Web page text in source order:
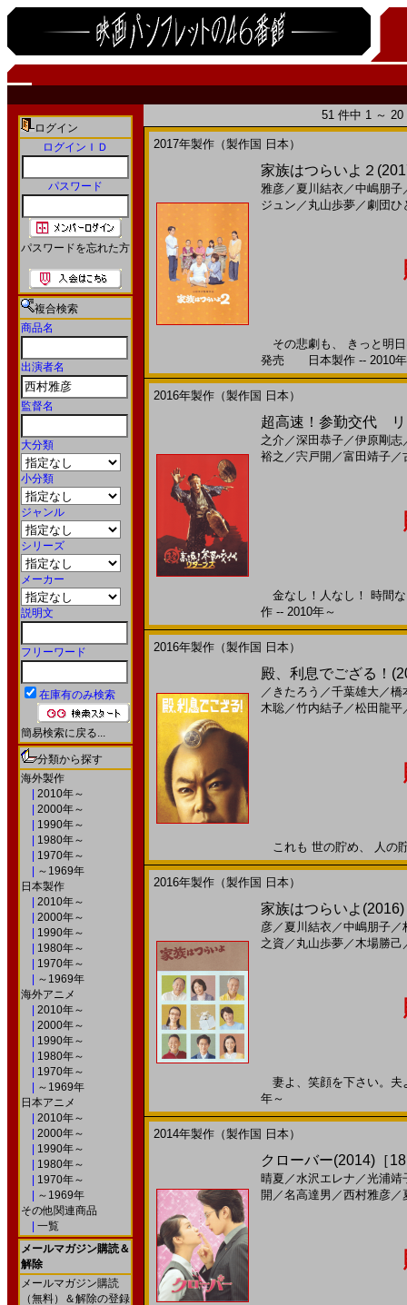
ログイン
ログインＩＤ
パスワード
パスワードを忘れた方
複合検索
商品名
出演者名
監督名
大分類
小分類
ジャンル
シリーズ
メーカー
説明文
フリーワード
在庫有のみ検索
簡易検索に戻る...
分類から探す
海外製作
2010年～
2000年～
1990年～
1980年～
1970年～
～1969年
日本製作
2010年～
2000年～
1990年～
1980年～
1970年～
～1969年
海外アニメ
2010年～
2000年～
1990年～
1980年～
1970年～
～1969年
日本アニメ
2010年～
2000年～
1990年～
1980年～
1970年～
～1969年
その他関連商品
一覧
メールマガジン購読＆
解除
メールマガジン購読
（無料）＆解除の登録
51 件中 1 ～
2017年製作（製作国 日本）
家族はつらいよ２
雅彦／ 夏川結衣 ／中嶋朋子
ジュン ／ 丸山歩夢／ 劇団ひ
その悲劇も、 きっと明
発売 日本製作 -- 2010
2016年製作（製作国 日本）
超高速！参勤交代 リ
之介 ／深田恭子／伊原剛志
裕之 ／宍戸開 ／富田靖子／
金なし！人なし！ 時間
作 -- 2010年～
2016年製作（製作国 日本）
殿、利息でござる！
／ きたろう ／千葉雄大／橋
木聡／竹内結子／松田龍平
これも 世の貯め、 人の
2016年製作（製作国 日本）
家族はつらいよ
彦／ 夏川結衣 ／中嶋朋子／
之資 ／ 丸山歩夢／木場勝己
妻よ、笑顔を下さい。
年～
2014年製作（製作国 日本）
クローバー(2014)［
晴夏 ／水沢エレナ ／光浦靖
開 ／名高達男 ／西村雅彦／